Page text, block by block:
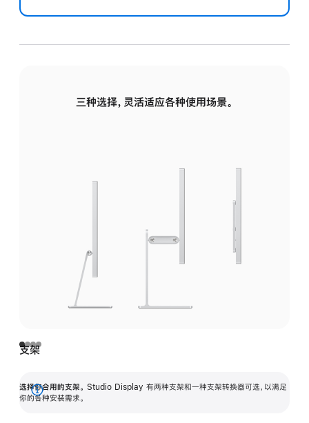
三种选择，灵活适应各种使用场景。
支架
选择你合用的支架。 Studio Display 有两种支架和一种支架转换器可选，以满足
你的各种安装需求。
展